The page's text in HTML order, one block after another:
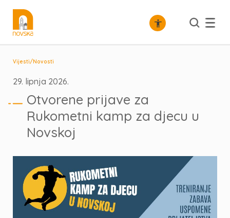
Vijesti/Novosti
29. lipnja 2026.
Otvorene prijave za
Rukometni kamp za djecu u
Novskoj